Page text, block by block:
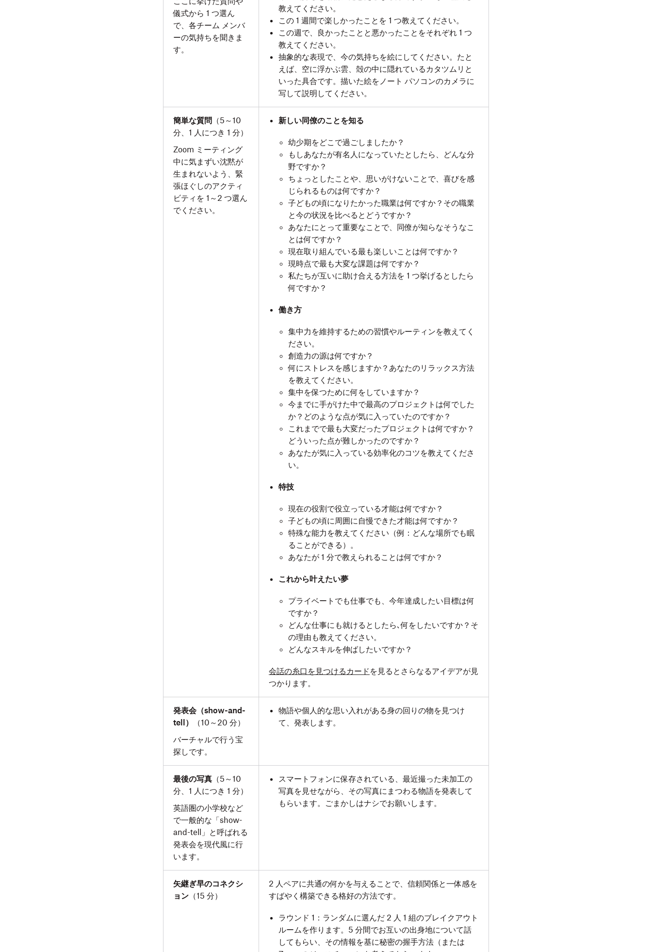
儀式から 1 つ選ん
で、各チーム メンバ
ーの気持ちを聞きま
す。
教えてください。
この 1 週間で楽しかったことを 1 つ教えてください。
この週で、良かったことと悪かったことをそれぞれ 1 つ
教えてください。
抽象的な表現で、今の気持ちを絵にしてください。たと
えば、空に浮かぶ雲、殻の中に隠れているカタツムリと
いった具合です。描いた絵をノート パソコンのカメラに
写して説明してください。
簡単な質問 （5～10
分、1 人につき 1 分）
Zoom ミーティング
中に気まずい沈黙が
生まれないよう、緊
張ほぐしのアクティ
ビティを 1～2 つ選ん
でください。
新しい同僚のことを知る
幼少期をどこで過ごしましたか？
もしあなたが有名人になっていたとしたら、どんな分
野ですか？
ちょっとしたことや、思いがけないことで、喜びを感
じられるものは何ですか？
子どもの頃になりたかった職業は何ですか？その職業
と今の状況を比べるとどうですか？
あなたにとって重要なことで、同僚が知らなそうなこ
とは何ですか？
現在取り組んでいる最も楽しいことは何ですか？
現時点で最も大変な課題は何ですか？
私たちが互いに助け合える方法を 1 つ挙げるとしたら
何ですか？
働き方
集中力を維持するための習慣やルーティンを教えてく
ださい。
創造力の源は何ですか？
何にストレスを感じますか？あなたのリラックス方法
を教えてください。
集中を保つために何をしていますか？
今までに手がけた中で最高のプロジェクトは何でした
か？どのような点が気に入っていたのですか？
これまでで最も大変だったプロジェクトは何ですか？
どういった点が難しかったのですか？
あなたが気に入っている効率化のコツを教えてくださ
い。
特技
現在の役割で役立っている才能は何ですか？
子どもの頃に周囲に自慢できた才能は何ですか？
特殊な能力を教えてください（例：どんな場所でも眠
ることができる）。
あなたが 1 分で教えられることは何ですか？
これから叶えたい夢
プライベートでも仕事でも、今年達成したい目標は何
ですか？
どんな仕事にも就けるとしたら､何をしたいですか？そ
の理由も教えてください。
どんなスキルを伸ばしたいですか？
会話の糸口を見つけるカード を見るとさらなるアイデアが見
つかります。
発表会（show-and-
tell）
（10～20 分）
バーチャルで行う宝
探しです。
物語や個人的な思い入れがある身の回りの物を見つけ
て、発表します。
最後の写真 （5～10
分、1 人につき 1 分）
英語圏の小学校など
で一般的な「show-
and-tell」と呼ばれる
発表会を現代風に行
います。
スマートフォンに保存されている、最近撮った未加工の
写真を見せながら、その写真にまつわる物語を発表して
もらいます。ごまかしはナシでお願いします。
矢継ぎ早のコネクシ
ョン （15 分）
2 人ペアに共通の何かを与えることで、信頼関係と一体感を
すばやく構築できる格好の方法です。
ラウンド 1：ランダムに選んだ 2 人 1 組のブレイクアウト
ルームを作ります。5 分間でお互いの出身地について話
してもらい、その情報を基に秘密の握手方法（または